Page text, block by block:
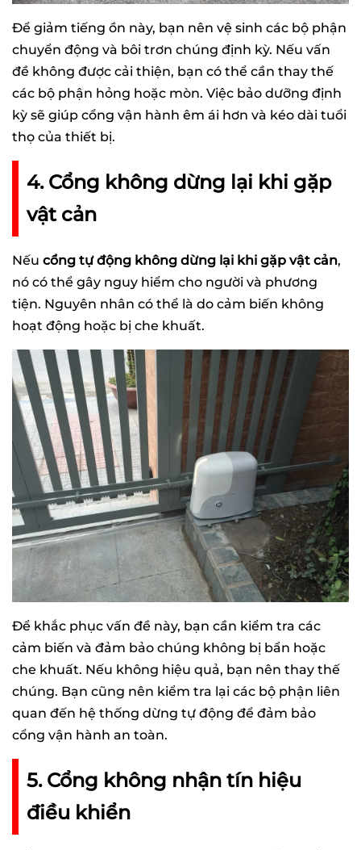
Để giảm tiếng ồn này, bạn nên vệ sinh các bộ phận
chuyển động và bôi trơn chúng định kỳ. Nếu vấn
đề không được cải thiện, bạn có thể cần thay thế
các bộ phận hỏng hoặc mòn. Việc bảo dưỡng định
kỳ sẽ giúp cổng vận hành êm ái hơn và kéo dài tuổi
thọ của thiết bị.
4. Cổng không dừng lại khi gặp
vật cản
Nếu cổng tự động không dừng lại khi gặp vật cản,
nó có thể gây nguy hiểm cho người và phương
tiện. Nguyên nhân có thể là do cảm biến không
hoạt động hoặc bị che khuất.
Để khắc phục vấn đề này, bạn cần kiểm tra các
cảm biến và đảm bảo chúng không bị bẩn hoặc
che khuất. Nếu không hiệu quả, bạn nên thay thế
chúng. Bạn cũng nên kiểm tra lại các bộ phận liên
quan đến hệ thống dừng tự động để đảm bảo
cổng vận hành an toàn.
5. Cổng không nhận tín hiệu
điều khiển